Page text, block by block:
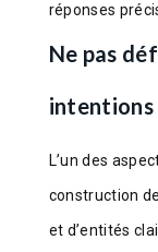
réponses
Ne pas
L’un des
construction
et d’entités